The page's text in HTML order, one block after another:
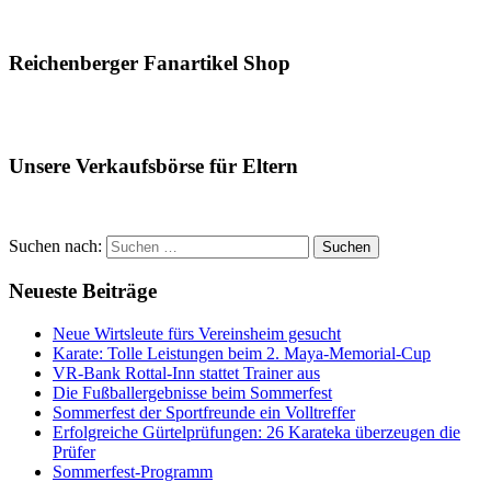
Reichenberger Fanartikel Shop
Unsere Verkaufsbörse für Eltern
Suchen nach: Suchen
Neueste Beiträge
Neue Wirtsleute fürs Vereinsheim gesucht
Karate: Tolle Leistungen beim 2. Maya-Memorial-Cup
VR-Bank Rottal-Inn stattet Trainer aus
Die Fußballergebnisse beim Sommerfest
Sommerfest der Sportfreunde ein Volltreffer
Erfolgreiche Gürtelprüfungen: 26 Karateka überzeugen die
Prüfer
Sommerfest-Programm